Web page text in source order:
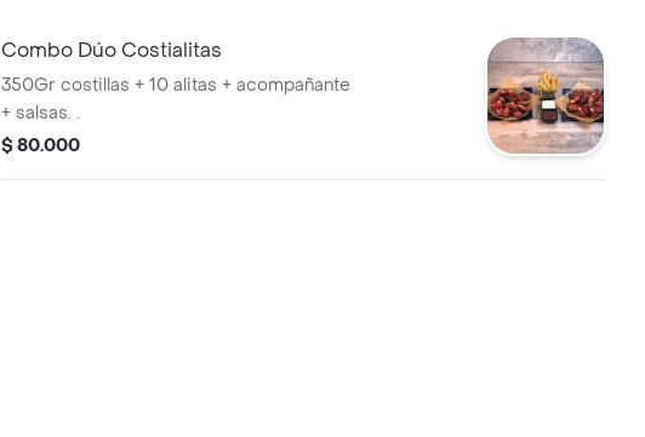
Combo Dúo Costialitas
350Gr costillas + 10 alitas + acompañante
+ salsas. .
$ 80.000